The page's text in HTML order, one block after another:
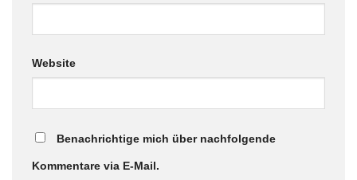
Website
Benachrichtige mich über nachfolgende
Kommentare via E-Mail.